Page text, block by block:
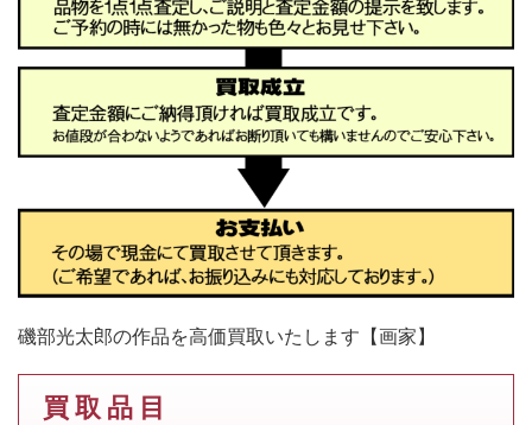
磯部光太郎の作品を高価買取いたします【画家】
買 取 品 目